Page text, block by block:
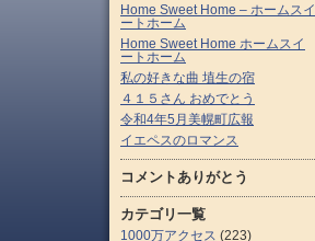
Home Sweet Home – ホームスイ
ートホーム
Home Sweet Home ホームスイ
ートホーム
私の好きな曲 埴生の宿
４１５さん おめでとう
令和4年5月美幌町広報
イエペスのロマンス
コメントありがとう
カテゴリ一覧
1000万アクセス (223)